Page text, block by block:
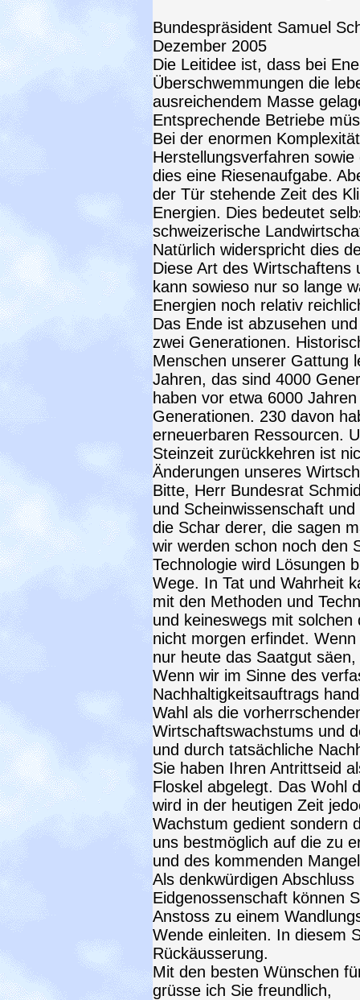
Bundespräsident
Dezember 2005
Die Leitidee ist, dass bei
Überschwemmungen die
ausreichendem Masse
Entsprechende Betriebe
Bei der enormen
Herstellungsverfahren
dies eine Riesenaufgabe.
der Tür stehende Zeit des
Energien. Dies bedeutet
schweizerische
Natürlich widerspricht dies
Diese Art des Wirtschaftens
kann sowieso nur so lange
Energien noch relativ
Das Ende ist abzusehen
zwei Generationen.
Menschen unserer Gattung
Jahren, das sind 4000
haben vor etwa 6000
Generationen. 230 davon
erneuerbaren Ressourcen.
Steinzeit zurückkehren ist
Änderungen unseres
Bitte, Herr Bundesrat
und Scheinwissenschaft
die Schar derer, die sagen
wir werden schon noch den
Technologie wird Lösungen
Wege. In Tat und Wahrheit
mit den Methoden und
und keineswegs mit
nicht morgen erfindet.
nur heute das Saatgut
Wenn wir im Sinne des
Nachhaltigkeitsauftrags
Wahl als die
Wirtschaftswachstums und
und durch tatsächliche
Sie haben Ihren Antrittseid
Floskel abgelegt. Das Wohl
wird in der heutigen Zeit
Wachstum gedient sondern
uns bestmöglich auf die zu
und des kommenden
Als denkwürdigen
Eidgenossenschaft können
Anstoss zu einem
Wende einleiten. In diesem
Rückäusserung.
Mit den besten Wünschen
grüsse ich Sie freundlich,